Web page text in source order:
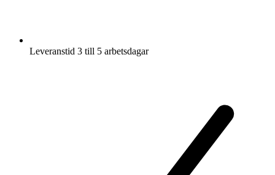
Leveranstid 3 till 5 arbetsdagar